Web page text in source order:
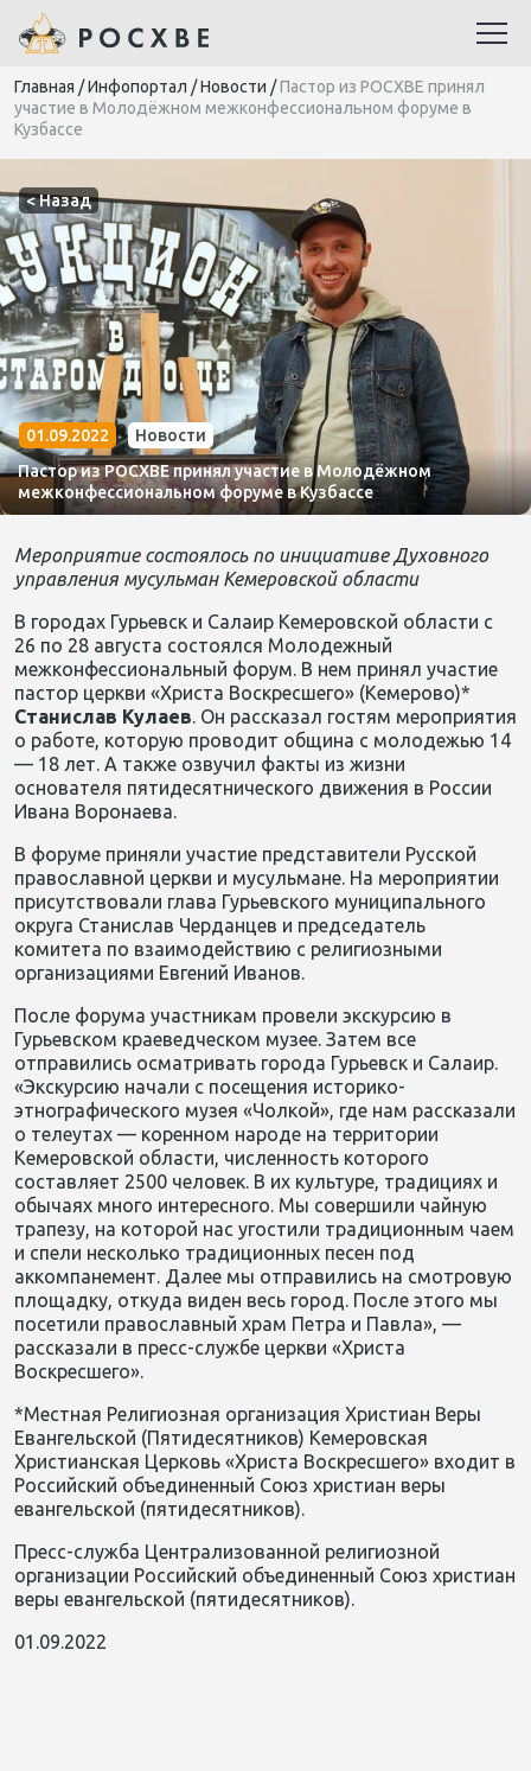
Главная /Инфопортал /Новости /Пастор из РОСХВЕ принял
участие в Молодёжном межконфессиональном форуме в
Кузбассе
< Назад
01.09.2022
Новости
Пастор из РОСХВЕ принял участие в Молодёжном
межконфессиональном форуме в Кузбассе
Мероприятие состоялось по инициативе Духовного
управления мусульман Кемеровской области
В городах Гурьевск и Салаир Кемеровской области с
26 по 28 августа состоялся Молодежный
межконфессиональный форум. В нем принял участие
пастор церкви «Христа Воскресшего» (Кемерово)*
Станислав Кулаев. Он рассказал гостям мероприятия
о работе, которую проводит община с молодежью 14
— 18 лет. А также озвучил факты из жизни
основателя пятидесятнического движения в России
Ивана Воронаева.
В форуме приняли участие представители Русской
православной церкви и мусульмане. На мероприятии
присутствовали глава Гурьевского муниципального
округа Станислав Черданцев и председатель
комитета по взаимодействию с религиозными
организациями Евгений Иванов.
После форума участникам провели экскурсию в
Гурьевском краеведческом музее. Затем все
отправились осматривать города Гурьевск и Салаир.
«Экскурсию начали с посещения историко-
этнографического музея «Чолкой», где нам рассказали
о телеутах — коренном народе на территории
Кемеровской области, численность которого
составляет 2500 человек. В их культуре, традициях и
обычаях много интересного. Мы совершили чайную
трапезу, на которой нас угостили традиционным чаем
и спели несколько традиционных песен под
аккомпанемент. Далее мы отправились на смотровую
площадку, откуда виден весь город. После этого мы
посетили православный храм Петра и Павла», —
рассказали в пресс-службе церкви «Христа
Воскресшего».
*Местная Религиозная организация Христиан Веры
Евангельской (Пятидесятников) Кемеровская
Христианская Церковь «Христа Воскресшего» входит в
Российский объединенный Союз христиан веры
евангельской (пятидесятников).
Пресс-служба Централизованной религиозной
организации Российский объединенный Союз христиан
веры евангельской (пятидесятников).
01.09.2022